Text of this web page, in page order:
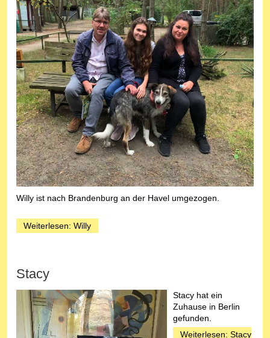
Willy ist nach Brandenburg an der Havel umgezogen.
Weiterlesen: Willy
Stacy
Stacy hat ein
Zuhause in Berlin
gefunden.
Weiterlesen: Stacy